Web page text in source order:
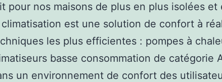
pour nos maisons de plus en plus isolées et
climatisation est une solution de confort à
les plus efficientes : pompes à
basse consommation de catégorie
un environnement de confort des